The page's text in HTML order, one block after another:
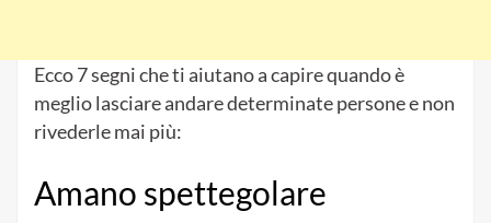
Ecco 7 segni che ti aiutano a capire quando è
meglio lasciare andare determinate persone e non
rivederle mai più:
Amano spettegolare